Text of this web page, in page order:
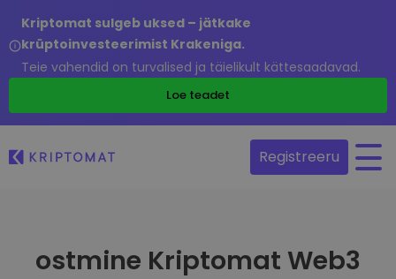
Kriptomat sulgeb uksed – jätkake
krüptoinvesteerimist Krakeniga.
Teie vahendid on turvalised ja täielikult kättesaadavad.
Loe teadet
Registreeru
ostmine Kriptomat Web3